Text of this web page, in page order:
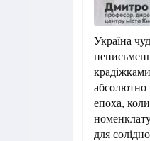
Україна
абсолютно
епоха,
для